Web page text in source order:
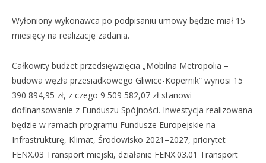
Wyłoniony wykonawca po podpisaniu umowy będzie miał 15
miesięcy na realizację zadania.
Całkowity budżet przedsięwzięcia „Mobilna Metropolia –
budowa węzła przesiadkowego Gliwice-Kopernik” wynosi 15
390 894,95 zł, z czego 9 509 582,07 zł stanowi
dofinansowanie z Funduszu Spójności. Inwestycja realizowana
będzie w ramach programu Fundusze Europejskie na
Infrastrukturę, Klimat, Środowisko 2021–2027, priorytet
FENX.03 Transport miejski, działanie FENX.03.01 Transport